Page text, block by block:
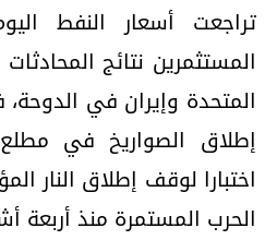
تراجعت أسعار النفط
المستثمرين نتائج
المتحدة وإيران في
إطلاق الصواريخ في
اختبارا لوقف إطلاق النار
الحرب المستمرة منذ أربعة